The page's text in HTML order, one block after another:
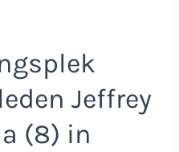
Jeffrey
(8) in